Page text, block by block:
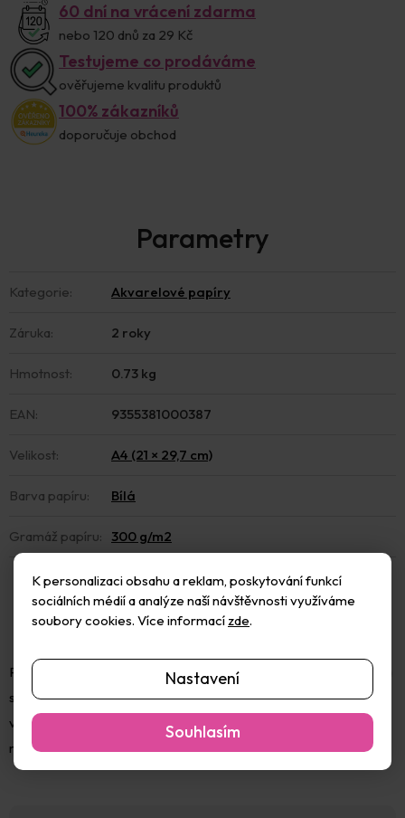
K personalizaci obsahu a reklam, poskytování funkcí
sociálních médií a analýze naší návštěvnosti využíváme
soubory cookies. Více informací zde.
Nastavení
Souhlasím
60 dní na vrácení zdarma
nebo 120 dnů za 29 Kč
Testujeme co prodáváme
ověřujeme kvalitu produktů
100% zákazníků
doporučuje obchod
Papír lisovaný za studena má mírně strukturovaný povrch. Jedná
se o papír, který je nejčastěji používaný na akvarel, protože je
vhodný k použití nejen velkých ploch s vodou, ale také pro velké
množství detailů, které lze při malbě vytvořit. Texturovaný
Kategorie: Akvarelové papíry
Záruka: 2 roky
Hmotnost: 0.73 kg
EAN: 9355381000387
Velikost: A4 (21 × 29,7 cm)
Barva papíru: Bílá
Gramáž papíru: 300 g/m2